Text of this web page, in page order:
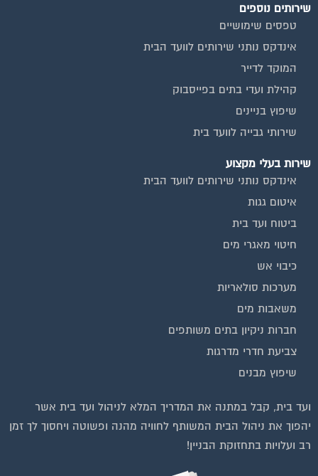
שירותים נוספים
טפסים שימושיים
אינדקס נותני שירותים לוועד הבית
המוקד לדייר
קהילת ועדי בתים בפייסבוק
שיפוץ בניינים
שירותי גבייה לוועד בית
שירות בעלי מקצוע
אינדקס נותני שירותים לוועד הבית
איטום גגות
ביטוח ועד בית
חיטוי מאגרי מים
כיבוי אש
מערכות סולאריות
משאבות מים
חברות ניקיון בתים משותפים
צביעת חדרי מדרגות
שיפוץ מבנים
ועד בית, קבל במתנה את המדריך המלא לניהול ועד בית אשר
יהפוך את ניהול הבית המשותף לחוויה מהנה ופשוטה ויחסוך לך זמן
רב ועלויות בתחזוקת הבניין!